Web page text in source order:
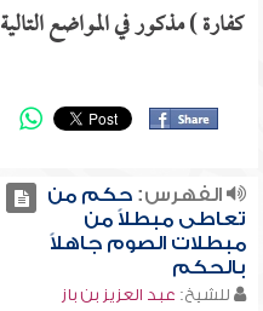
كفارة ) مذكور في المواضع التالية
الفهرس:حكم من
تعاطى مبطلاً من
مبطلات الصوم جاهلاً
بالحكم
للشيخ: عبد العزيز بن باز